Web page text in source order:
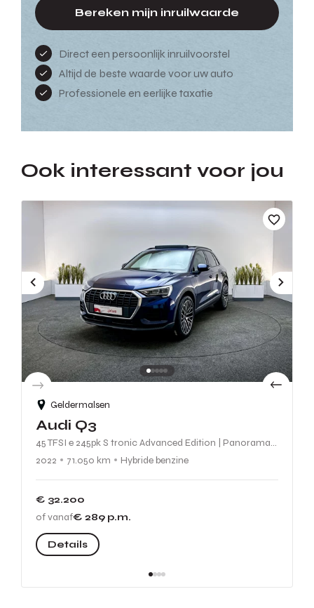
Bereken mijn inruilwaarde
Direct een persoonlijk inruilvoorstel
Altijd de beste waarde voor uw auto
Professionele en eerlijke taxatie
Ook interessant voor jou
Geldermalsen
Audi Q3
45 TFSI e 245pk S tronic Advanced Edition | Panoramadak | S Line interieur | Apple Carplay / Android Auto |
2022
71.050 km Hybride benzine
€ 32.200
of vanaf€ 289 p.m.
Details